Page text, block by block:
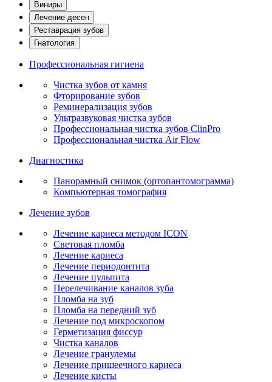
Виниры
Лечение десен
Реставрация зубов
Гнатология
Профессиональная гигиена
Чистка зубов от камня
Фторирование зубов
Реминерализация зубов
Ультразвуковая чистка зубов
Профессиональная чистка зубов ClinPro
Профессиональная чистка Air Flow
Диагностика
Панорамный снимок (ортопантомограмма)
Компьютерная томография
Лечение зубов
Лечение кариеса методом ICON
Световая пломба
Лечение кариеса
Лечение периодонтита
Лечение пульпита
Перелечивание каналов зуба
Пломба на зуб
Пломба на передний зуб
Лечение под микроскопом
Герметизация фиссур
Чистка каналов
Лечение гранулемы
Лечение пришеечного кариеса
Лечение кисты